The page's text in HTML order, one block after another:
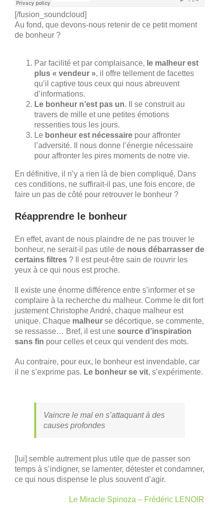
[/fusion_soundcloud]
Au fond, que devons-nous retenir de ce petit moment
de bonheur ?
Par facilité et par complaisance, le malheur est
plus « vendeur », il offre tellement de facettes
qu’il captive tous ceux qui nous abreuvent
d’informations.
Le bonheur n’est pas un. Il se construit au
travers de mille et une petites émotions
ressenties tous les jours.
Le bonheur est nécessaire pour affronter
l’adversité. Il nous donne l’énergie nécessaire
pour affronter les pires moments de notre vie.
En définitive, il n’y a rien là de bien compliqué. Dans
ces conditions, ne suffirait-il pas, une fois encore, de
faire un pas de côté pour retrouver le bonheur ?
Réapprendre le bonheur
En effet, avant de nous plaindre de ne pas trouver le
bonheur, ne serait-il pas utile de nous débarrasser de
certains filtres ? Il est peut-être sain de rouvrir les
yeux à ce qui nous est proche.
Il existe une énorme différence entre s’informer et se
complaire à la recherche du malheur. Comme le dit fort
justement Christophe André, chaque malheur est
unique. Chaque malheur se décortique, se commente,
se ressasse… Bref, il est une source d’inspiration
sans fin pour celles et ceux qui vendent des mots.
Au contraire, pour eux, le bonheur est invendable, car
il ne s’exprime pas. Le bonheur se vit, s’expérimente.
Vaincre le mal en s’attaquant à des
causes profondes
[lui] semble autrement plus utile que de passer son
temps à s’indigner, se lamenter, détester et condamner,
ce qui nous dispense le plus souvent d’agir.
Le Miracle Spinoza – Frédéric LENOIR